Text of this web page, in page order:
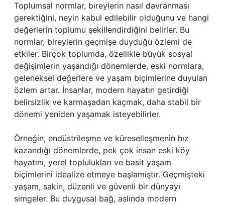
Toplumsal normlar, bireylerin nasıl davranması
gerektiğini, neyin kabul edilebilir olduğunu ve hangi
değerlerin toplumu şekillendirdiğini belirler. Bu
normlar, bireylerin geçmişe duyduğu özlemi de
etkiler. Birçok toplumda, özellikle büyük sosyal
değişimlerin yaşandığı dönemlerde, eski normlara,
geleneksel değerlere ve yaşam biçimlerine duyulan
özlem artar. İnsanlar, modern hayatın getirdiği
belirsizlik ve karmaşadan kaçmak, daha stabil bir
dönemi yeniden yaşamak isteyebilirler.
Örneğin, endüstrileşme ve küreselleşmenin hız
kazandığı dönemlerde, pek çok insan eski köy
hayatını, yerel toplulukları ve basit yaşam
biçimlerini idealize etmeye başlamıştır. Geçmişteki
yaşam, sakin, düzenli ve güvenli bir dünyayı
simgeler. Bu duygusal bağ, aslında modern